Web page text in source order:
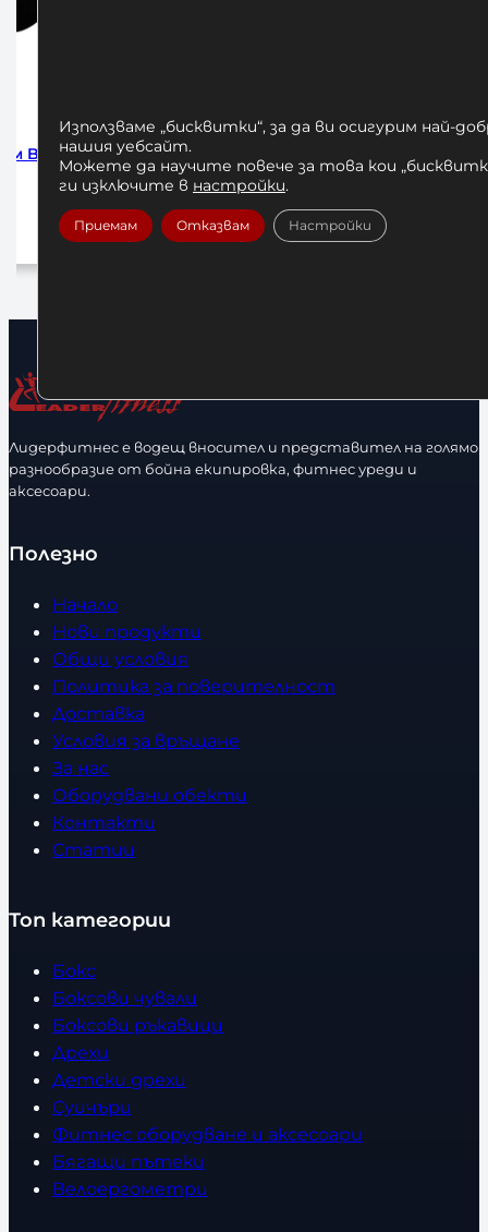
4м
Бинтове за Бокс Venum Forest
Camo 250см
10,00€
/ 19,56 лв.
Лидерфитнес е водещ вносител и представител на голямо
разнообразие от бойна екипировка, фитнес уреди и
аксесоари.
Полезно
Начало
Нови продукти
Общи условия
Политика за поверителност
Доставка
Условия за връщане
За нас
Оборудвани обекти
Контакти
Статии
Топ категории
Бокс
Боксови чували
Боксови ръкавици
Дрехи
Детски дрехи
Суичъри
Фитнес оборудване и аксесоари
Бягащи пътеки
Велоергометри
Използваме „бисквитки“, за да ви осигурим най-
нашия уебсайт.
Можете да научите повече за това кои
ги изключите в настройки.
Приемам Отказвам Настройки